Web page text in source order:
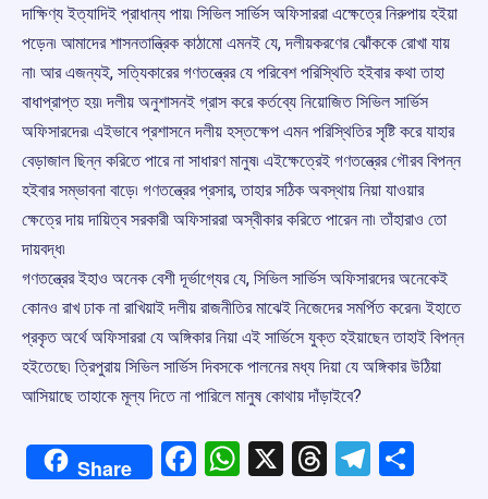
দাক্ষিণ্য ইত্যাদিই প্রাধান্য পায়৷ সিভিল সার্ভিস অফিসাররা এক্ষেত্রে নিরুপায় হইয়া
পড়েন৷ আমাদের শাসনতান্ত্রিক কাঠামো এমনই যে, দলীয়করণের ঝোঁককে রোখা যায়
না৷ আর এজন্যই, সত্যিকারের গণতন্ত্রের যে পরিবেশ পরিস্থিতি হইবার কথা তাহা
বাধাপ্রাপ্ত হয়৷ দলীয় অনুশাসনই গ্রাস করে কর্তব্যে নিয়োজিত সিভিল সার্ভিস
অফিসারদের৷ এইভাবে প্রশাসনে দলীয় হস্তক্ষেপ এমন পরিস্থিতির সৃষ্টি করে যাহার
বেড়াজাল ছিন্ন করিতে পারে না সাধারণ মানুষ৷ এইক্ষেত্রেই গণতন্ত্রের গৌরব বিপন্ন
হইবার সম্ভাবনা বাড়ে৷ গণতন্ত্রের প্রসার, তাহার সঠিক অবস্থায় নিয়া যাওয়ার
ক্ষেত্রে দায় দায়িত্ব সরকারী অফিসাররা অস্বীকার করিতে পারেন না৷ তাঁহারাও তো
দায়বদ্ধ৷
গণতন্ত্রের ইহাও অনেক বেশী দূর্ভাগ্যের যে, সিভিল সার্ভিস অফিসারদের অনেকেই
কোনও রাখ ঢাক না রাখিয়াই দলীয় রাজনীতির মাঝেই নিজেদের সমর্পিত করেন৷ ইহাতে
প্রকৃত অর্থে অফিসাররা যে অঙ্গিকার নিয়া এই সার্ভিসে যুক্ত হইয়াছেন তাহাই বিপন্ন
হইতেছে৷ ত্রিপুরায় সিভিল সার্ভিস দিবসকে পালনের মধ্য দিয়া যে অঙ্গিকার উঠিয়া
আসিয়াছে তাহাকে মূল্য দিতে না পারিলে মানুষ কোথায় দাঁড়াইবে?
Share Facebook
WhatsApp
X Threads